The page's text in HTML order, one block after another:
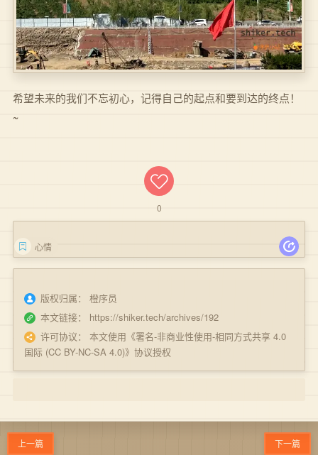
希望未来的我们不忘初心，记得自己的起点和要到达的终点！
~
0
心情
版权归属：
橙序员
本文链接：
https://shiker.tech/archives/192
许可协议：
本文使用《署名-非商业性使用-相同方式共享 4.0
国际 (CC BY-NC-SA 4.0)》协议授权
上一篇 下一篇